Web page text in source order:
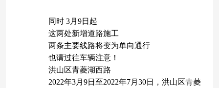
同时 3月9日起
这两处新增道路施工
两条主要线路将变为单向通行
也请过往车辆注意！
洪山区青菱湖西路
2022年3月9日至2022年7月30日，洪山区青菱